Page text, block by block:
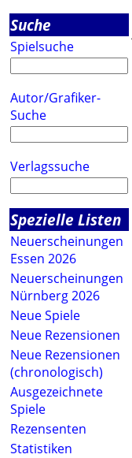
Suche
Spielsuche
Autor/Grafiker-
Suche
Verlagssuche
Spezielle Listen
Neuerscheinungen
Essen 2026
Neuerscheinungen
Nürnberg 2026
Neue Spiele
Neue Rezensionen
Neue Rezensionen
(chronologisch)
Ausgezeichnete
Spiele
Rezensenten
Statistiken